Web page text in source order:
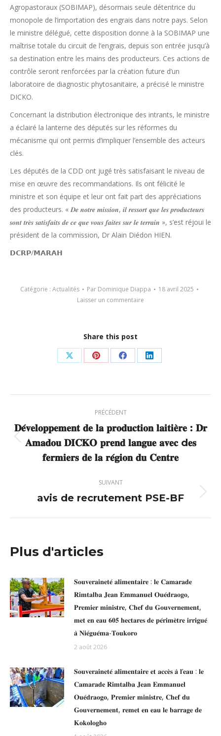
Agropastoraux (SOBIMAP), désormais seule détentrice du
monopole de l’importation des engrais dans notre pays. Selon
le ministre délégué, cette disposition donne à la SOBIMAP une
maîtrise totale du circuit de l’engrais, depuis son entrée jusqu’à
sa destination entre les mains des producteurs. Ces actions de
contrôle seront renforcées par la création future d’un
laboratoire de diagnostic phytosanitaire, a précisé le ministre
DICKO.
Concernant la distribution électronique des intrants, le ministre
a éclairé la lanterne des députés sur les réformes du
mécanisme qui ont permis d’impliquer l’ensemble des acteurs
clés.
Les députés de la CDD ont jugé très satisfaisant le niveau de
mise en œuvre des recommandations. Ils ont félicité le
ministre et son équipe et leur ont fait part des appréciations
des producteurs. « 𝑫𝒆 𝒏𝒐𝒕𝒓𝒆 𝒎𝒊𝒔𝒔𝒊𝒐𝒏, 𝒊𝒍 𝒓𝒆𝒔𝒔𝒐𝒓𝒕 𝒒𝒖𝒆 𝒍𝒆𝒔 𝒑𝒓𝒐𝒅𝒖𝒄𝒕𝒆𝒖𝒓𝒔
𝒔𝒐𝒏𝒕 𝒕𝒓𝒆̀𝒔 𝒔𝒂𝒕𝒊𝒔𝒇𝒂𝒊𝒕𝒔 𝒅𝒆 𝒄𝒆 𝒒𝒖𝒆 𝒗𝒐𝒖𝒔 𝒇𝒂𝒊𝒕𝒆𝒔 𝒔𝒖𝒓 𝒍𝒆 𝒕𝒆𝒓𝒓𝒂𝒊𝒏 », s’est réjoui le
président de la commission, Dr Alain Diédon HIEN.
𝗗𝗖𝗥𝗣/𝗠𝗔𝗥𝗔𝗛
Catégorie : Actualités Par Dominique Diappa
18 avril 2025
Laisser un commentaire
Share this post
Partager
X
Partager
Pinterest
Partager
Facebook
Partager
LinkedIn
article
PRÉCÉDENT
Article
précédent
𝐃𝐞́𝐯𝐞𝐥𝐨𝐩𝐩𝐞𝐦𝐞𝐧𝐭 𝐝𝐞 𝐥𝐚 𝐩𝐫𝐨𝐝𝐮𝐜𝐭𝐢𝐨𝐧 𝐥𝐚𝐢𝐭𝐢𝐞̀𝐫𝐞 : 𝐃𝐫
𝐀𝐦𝐚𝐝𝐨𝐮 𝐃𝐈𝐂𝐊𝐎 𝐩𝐫𝐞𝐧𝐝 𝐥𝐚𝐧𝐠𝐮𝐞 𝐚𝐯𝐞𝐜 d𝐞𝐬
𝐟𝐞𝐫𝐦𝐢𝐞𝐫𝐬 𝐝𝐞 𝐥𝐚 𝐫𝐞́𝐠𝐢𝐨𝐧 𝐝𝐮 𝐂𝐞𝐧𝐭𝐫𝐞
SUIVANT
Article
avis de recrutement PSE-BF
Plus d'articles
𝐒𝐨𝐮𝐯𝐞𝐫𝐚𝐢𝐧𝐞𝐭𝐞́ 𝐚𝐥𝐢𝐦𝐞𝐧𝐭𝐚𝐢𝐫𝐞 : 𝐥𝐞 𝐂𝐚𝐦𝐚𝐫𝐚𝐝𝐞
𝐑𝐢𝐦𝐭𝐚𝐥𝐛𝐚 𝐉𝐞𝐚𝐧 𝐄𝐦𝐦𝐚𝐧𝐮𝐞𝐥 𝐎𝐮𝐞́𝐝𝐫𝐚𝐨𝐠𝐨,
𝐏𝐫𝐞𝐦𝐢𝐞𝐫 𝐦𝐢𝐧𝐢𝐬𝐭𝐫𝐞, 𝐂𝐡𝐞𝐟 𝐝𝐮 𝐆𝐨𝐮𝐯𝐞𝐫𝐧𝐞𝐦𝐞𝐧𝐭,
𝐦𝐞𝐭 𝐞𝐧 𝐞𝐚𝐮 𝟔𝟎𝟓 𝐡𝐞𝐜𝐭𝐚𝐫𝐞𝐬 𝐝𝐞 𝐩𝐞́𝐫𝐢𝐦𝐞̀𝐭𝐫𝐞 𝐢𝐫𝐫𝐢𝐠𝐮𝐞́
𝐚̀ 𝐍𝐢𝐞́𝐠𝐮𝐞́𝐦𝐚-𝐓𝐨𝐮𝐤𝐨𝐫𝐨
2 août 2026
𝐒𝐨𝐮𝐯𝐞𝐫𝐚𝐢𝐧𝐞𝐭𝐞́ 𝐚𝐥𝐢𝐦𝐞𝐧𝐭𝐚𝐢𝐫𝐞 𝐞𝐭 𝐚𝐜𝐜𝐞̀𝐬 𝐚̀ 𝐥’𝐞𝐚𝐮 : 𝐥𝐞
𝐂𝐚𝐦𝐚𝐫𝐚𝐝𝐞 𝐑𝐢𝐦𝐭𝐚𝐥𝐛𝐚 𝐉𝐞𝐚𝐧 𝐄𝐦𝐦𝐚𝐧𝐮𝐞𝐥
𝐎𝐮𝐞́𝐝𝐫𝐚𝐨𝐠𝐨, 𝐏𝐫𝐞𝐦𝐢𝐞𝐫 𝐦𝐢𝐧𝐢𝐬𝐭𝐫𝐞, 𝐂𝐡𝐞𝐟 𝐝𝐮
𝐆𝐨𝐮𝐯𝐞𝐫𝐧𝐞𝐦𝐞𝐧𝐭, 𝐫𝐞𝐦𝐞𝐭 𝐞𝐧 𝐞𝐚𝐮 𝐥𝐞 𝐛𝐚𝐫𝐫𝐚𝐠𝐞 𝐝𝐞
𝐊𝐨𝐤𝐨𝐥𝐨𝐠𝐡𝐨